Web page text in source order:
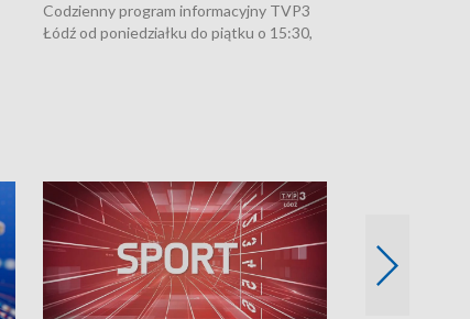
Codzienny program informacyjny TVP3
Łódź od poniedziałku do piątku o 15:30,